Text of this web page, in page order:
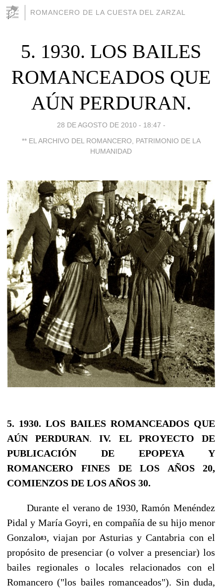
ROMANCERO DE LA CUESTA DEL ZARZAL
5. 1930. LOS BAILES
ROMANCEADOS QUE
AÚN PERDURAN.
28 DE AGOSTO DE 2010 - 18:47 -
** EL ARCHIVO DEL ROMANCERO, PATRIMONIO DE LA
HUMANIDAD
5. 1930. LOS BAILES ROMANCEADOS QUE
AÚN PERDURAN.IV. EL PROYECTO DE
PUBLICACIÓN DE EPOPEYA Y
ROMANCERO FINES DE LOS AÑOS 20,
COMIENZOS DE LOS AÑOS 30.
Durante el verano de 1930, Ramón Menéndez
Pidal y María Goyri, en compañía de su hijo menor
Gonzalo83, viajan por Asturias y Cantabria con el
propósito de presenciar (o volver a pre­senciar) los
bailes regionales o locales relacionados con el
Romancero ("los bailes romanceados"). Sin duda,